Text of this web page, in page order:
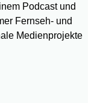
Podcast und
Fernseh- und
Medienprojekte